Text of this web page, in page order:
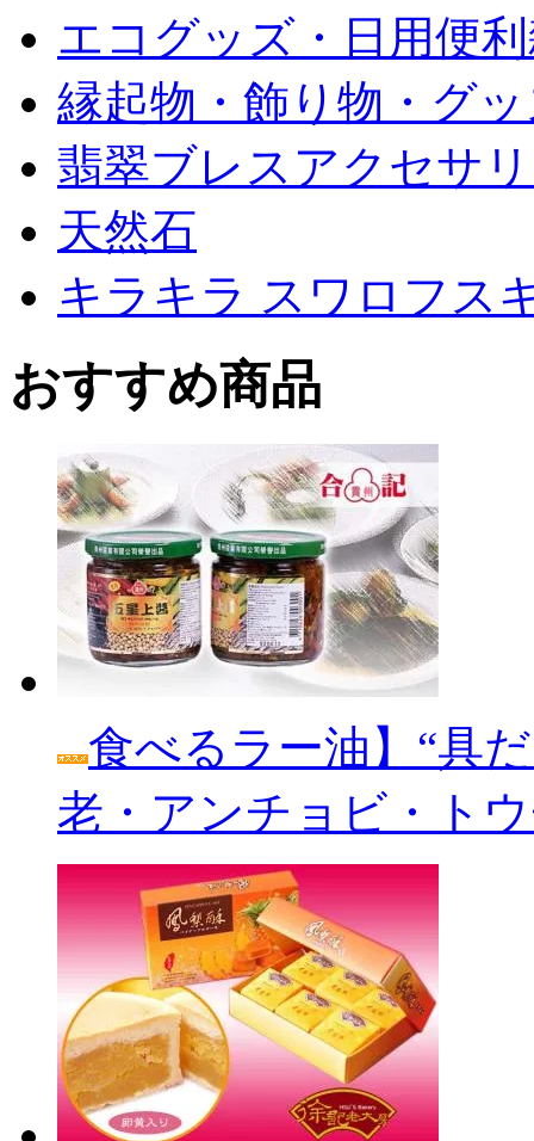
エコグッズ・日用便
縁起物・飾り物・グ
翡翠ブレスアクセサ
天然石
キラキラ スワロフス
おすすめ商品
食べるラー油】“具
老・アンチョビ・ト